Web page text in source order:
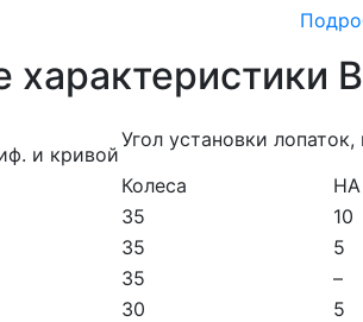
характеристики
и кривой
Угол установки лопаток,
Колеса
НА
35 10
35 5
35 –
30 5